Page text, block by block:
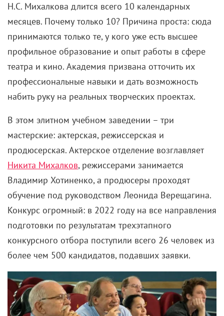
Н.С. Михалкова длится всего 10 календарных
месяцев. Почему только 10? Причина проста: сюда
принимаются только те, у кого уже есть высшее
профильное образование и опыт работы в сфере
театра и кино. Академия призвана отточить их
профессиональные навыки и дать возможность
набить руку на реальных творческих проектах.
В этом элитном учебном заведении – три
мастерские: актерская, режиссерская и
продюсерская. Актерское отделение возглавляет
Никита Михалков, режиссерами занимается
Владимир Хотиненко, а продюсеры проходят
обучение под руководством Леонида Верещагина.
Конкурс огромный: в 2022 году на все направления
подготовки по результатам трехэтапного
конкурсного отбора поступили всего 26 человек из
более чем 500 кандидатов, подавших заявки.